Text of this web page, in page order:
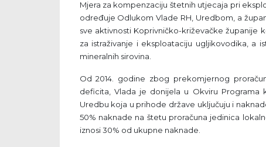
Mjera za kompenzaciju štetnih utjecaja pri
određuje Odlukom Vlade RH, Uredbom, a
sve aktivnosti Koprivničko-križevačke županije
za istraživanje i eksploataciju ugljikovodika, a
mineralnih sirovina.
Od 2014. godine zbog prekomjernog
deficita, Vlada je donijela u Okviru Programa
Uredbu koja u prihode države uključuju i
50% naknade na štetu proračuna jedinica
iznosi 30% od ukupne naknade.